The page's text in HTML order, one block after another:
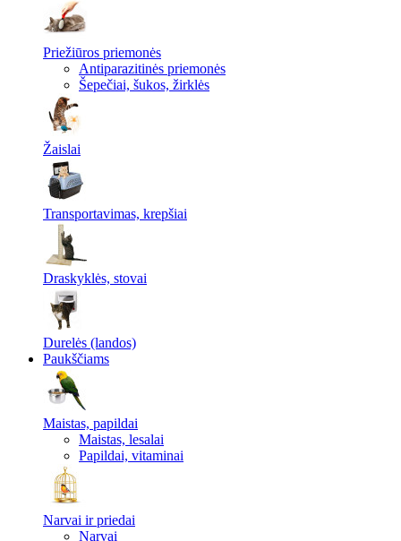
Priežiūros priemonės
Antiparazitinės priemonės
Šepečiai, šukos, žirklės
Žaislai
Transportavimas, krepšiai
Draskyklės, stovai
Durelės (landos)
Paukščiams
Maistas, papildai
Maistas, lesalai
Papildai, vitaminai
Narvai ir priedai
Narvai